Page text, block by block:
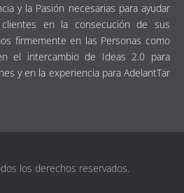
y la Pasión necesarias para ayudar
en la consecución de sus
firmemente en las Personas como
el intercambio de Ideas 2.0 para
y en la experiencia para AdelantTar
los derechos reservados.